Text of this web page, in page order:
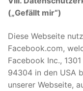
(„Gefällt mir“)
Diese Webseite
Facebook.com,
Facebook Inc.,
94304 in den USA
unserer Webseite,